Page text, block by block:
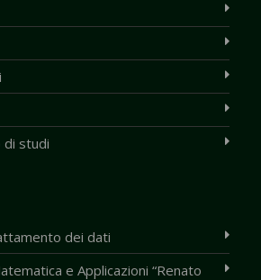
di studi
dei dati
e Applicazioni “Renato